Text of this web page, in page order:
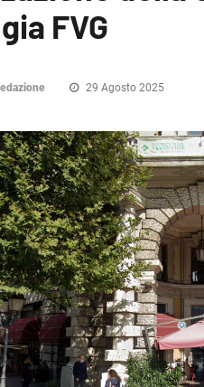
FVG
29 Agosto 2025